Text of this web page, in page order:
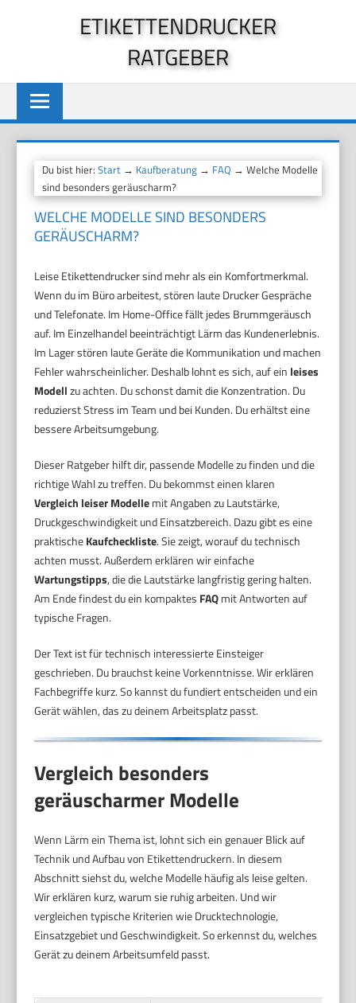
ETIKETTENDRUCKER
RATGEBER
Du bist hier:Start → Kaufberatung → FAQ → Welche Modelle
sind besonders geräuscharm?
WELCHE MODELLE SIND BESONDERS
GERÄUSCHARM?
Leise Etikettendrucker sind mehr als ein Komfortmerkmal.
Wenn du im Büro arbeitest, stören laute Drucker Gespräche
und Telefonate. Im Home-Office fällt jedes Brummgeräusch
auf. Im Einzelhandel beeinträchtigt Lärm das Kundenerlebnis.
Im Lager stören laute Geräte die Kommunikation und machen
Fehler wahrscheinlicher. Deshalb lohnt es sich, auf ein leises
Modellzu achten. Du schonst damit die Konzentration. Du
reduzierst Stress im Team und bei Kunden. Du erhältst eine
bessere Arbeitsumgebung.
Dieser Ratgeber hilft dir, passende Modelle zu finden und die
richtige Wahl zu treffen. Du bekommst einen klaren
Vergleich leiser Modellemit Angaben zu Lautstärke,
Druckgeschwindigkeit und Einsatzbereich. Dazu gibt es eine
praktischeKaufcheckliste. Sie zeigt, worauf du technisch
achten musst. Außerdem erklären wir einfache
Wartungstipps, die die Lautstärke langfristig gering halten.
Am Ende findest du ein kompaktes FAQmit Antworten auf
typische Fragen.
Der Text ist für technisch interessierte Einsteiger
geschrieben. Du brauchst keine Vorkenntnisse. Wir erklären
Fachbegriffe kurz. So kannst du fundiert entscheiden und ein
Gerät wählen, das zu deinem Arbeitsplatz passt.
Vergleich besonders
geräuscharmer Modelle
Wenn Lärm ein Thema ist, lohnt sich ein genauer Blick auf
Technik und Aufbau von Etikettendruckern. In diesem
Abschnitt siehst du, welche Modelle häufig als leise gelten.
Wir erklären kurz, warum sie ruhig arbeiten. Und wir
vergleichen typische Kriterien wie Drucktechnologie,
Einsatzgebiet und Geschwindigkeit. So erkennst du, welches
Gerät zu deinem Arbeitsumfeld passt.